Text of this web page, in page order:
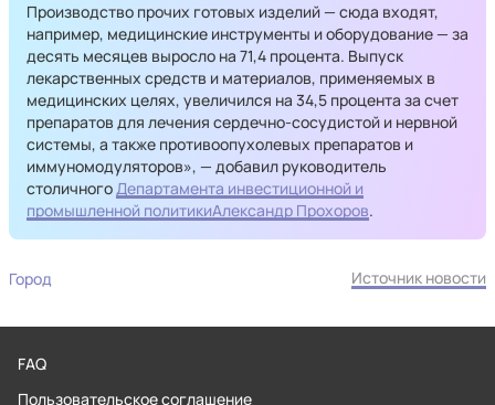
Производство прочих готовых изделий — сюда входят,
например, медицинские инструменты и оборудование — за
десять месяцев выросло на 71,4 процента. Выпуск
лекарственных средств и материалов, применяемых в
медицинских целях, увеличился на 34,5 процента за счет
препаратов для лечения сердечно-сосудистой и нервной
системы, а также противоопухолевых препаратов и
иммуномодуляторов», — добавил руководитель
столичногоДепартамента инвестиционной и
промышленной политикиАлександр Прохоров.
Город Источник новости
FAQ
Пользовательское соглашение